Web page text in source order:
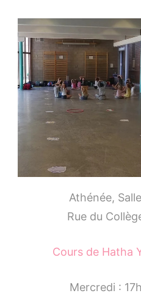
Athénée,
Rue du
Cours de Hatha
Mercredi :